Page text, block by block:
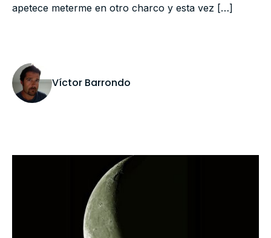
apetece meterme en otro charco y esta vez […]
Víctor Barrondo